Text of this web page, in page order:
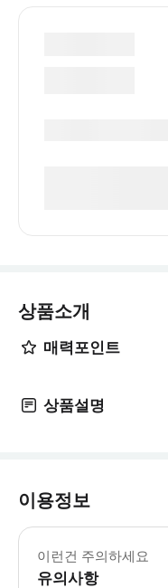
상품소개
매력포인트
상품설명
이용정보
이런건 주의하세요
유의사항